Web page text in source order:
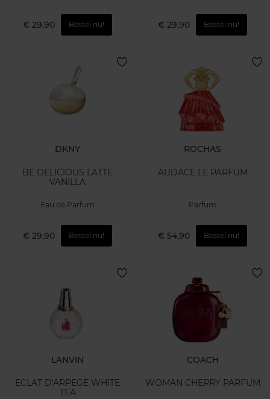
€ 29,90 Bestel nu! € 29,90 Bestel nu!
DKNY
BE DELICIOUS LATTE
VANILLA
Eau de Parfum
€ 29,90 Bestel nu!
ROCHAS
AUDACE LE PARFUM
Parfum
€ 54,90 Bestel nu!
LANVIN
ECLAT D'ARPEGE WHITE
TEA
COACH
WOMAN CHERRY PARFUM